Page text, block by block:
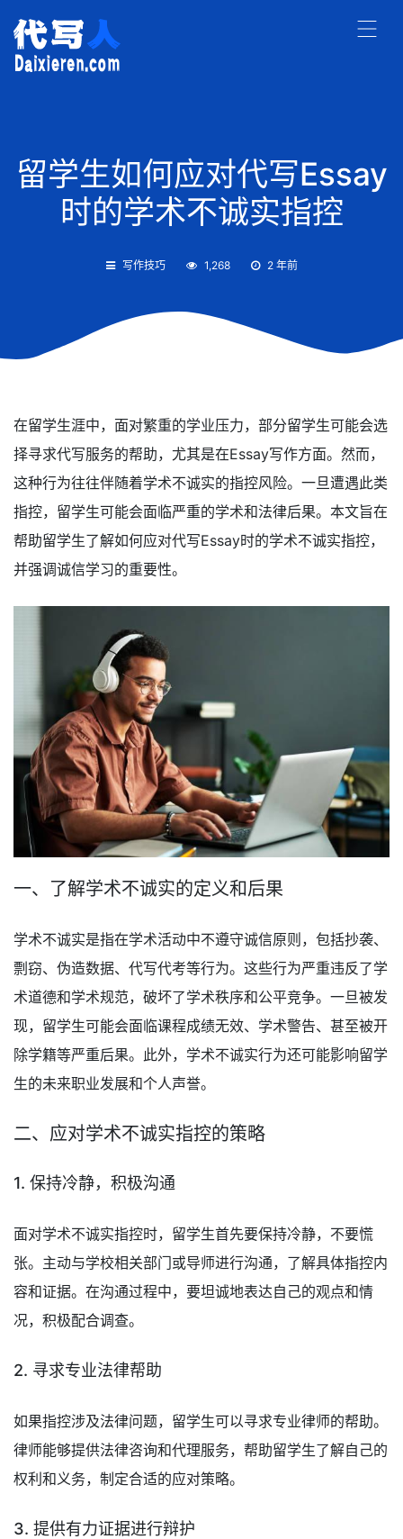
留学生如何应对代写Essay
时的学术不诚实指控
写作技巧 1,268 2 年前
在留学生涯中，面对繁重的学业压力，部分留学生可能会选
择寻求代写服务的帮助，尤其是在Essay写作方面。然而，
这种行为往往伴随着学术不诚实的指控风险。一旦遭遇此类
指控，留学生可能会面临严重的学术和法律后果。本文旨在
帮助留学生了解如何应对代写Essay时的学术不诚实指控，
并强调诚信学习的重要性。
一、了解学术不诚实的定义和后果
学术不诚实是指在学术活动中不遵守诚信原则，包括抄袭、
剽窃、伪造数据、代写代考等行为。这些行为严重违反了学
术道德和学术规范，破坏了学术秩序和公平竞争。一旦被发
现，留学生可能会面临课程成绩无效、学术警告、甚至被开
除学籍等严重后果。此外，学术不诚实行为还可能影响留学
生的未来职业发展和个人声誉。
二、应对学术不诚实指控的策略
1. 保持冷静，积极沟通
面对学术不诚实指控时，留学生首先要保持冷静，不要慌
张。主动与学校相关部门或导师进行沟通，了解具体指控内
容和证据。在沟通过程中，要坦诚地表达自己的观点和情
况，积极配合调查。
2. 寻求专业法律帮助
如果指控涉及法律问题，留学生可以寻求专业律师的帮助。
律师能够提供法律咨询和代理服务，帮助留学生了解自己的
权利和义务，制定合适的应对策略。
3. 提供有力证据进行辩护